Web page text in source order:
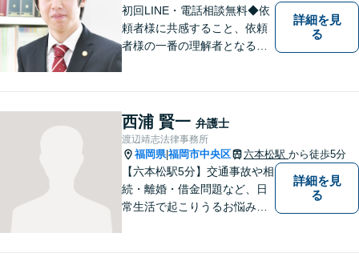
い【分割払い可】
初回LINE・電話相談無料◆依
頼者様に共感すること、依頼
者様の一番の理解者となるこ
詳細を見
る
西浦 賢一 弁護士
渡辺靖志法律事務所
福岡県|福岡市中央区 六本松駅 から徒歩5分
【六本松駅5分】交通事故や相
続・離婚・借金問題など、日
常生活で起こりうるお悩みの
詳細を見
る